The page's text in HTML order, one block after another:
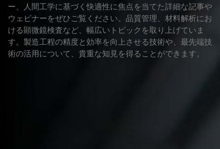
ー、人間工学に基づく快適性に焦点を当てた詳細な記事や
ウェビナーをぜひご覧ください。品質管理、材料解析にお
ける顕微鏡検査など、幅広いトピックを取り上げていま
す。製造工程の精度と効率を向上させる技術や、最先端技
術の活用について、貴重な知見を得ることができます。